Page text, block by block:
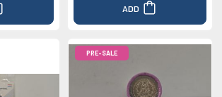
ADD
PRE-SALE